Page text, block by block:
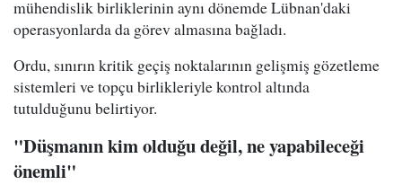
mühendislik birliklerinin aynı dönemde Lübnan'daki
operasyonlarda da görev almasına bağladı.
Ordu, sınırın kritik geçiş noktalarının gelişmiş gözetleme
sistemleri ve topçu birlikleriyle kontrol altında
tutulduğunu belirtiyor.
"Düşmanın kim olduğu değil, ne yapabileceği
önemli"